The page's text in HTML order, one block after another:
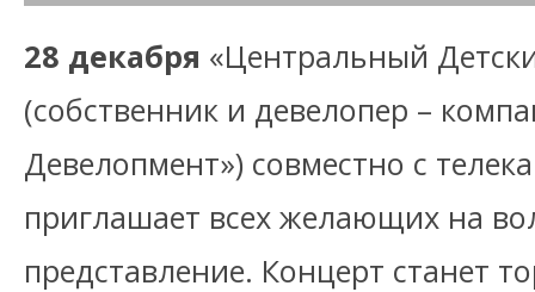
28 декабря «Центральный
(собственник и девелопер –
Девелопмент») совместно с
приглашает всех желающих на
представление. Концерт станет